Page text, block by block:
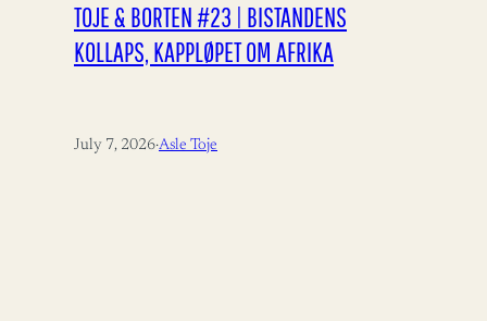
TOJE & BORTEN #23 | BISTANDENS
KOLLAPS, KAPPLØPET OM AFRIKA
July 7, 2026·Asle Toje